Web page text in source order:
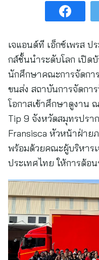
เจแอนด์ที เอ็กซ์เพรส ป
กส์ชั้นนำระดับโลก เปิ
นักศึกษาคณะการจัดกา
ขนส่ง สถาบันการจัดกา
โอกาสเข้าศึกษาดูงาน
Tip 9 จังหวัดสมุทรปร
Fransisca หัวหน้าฝ่าย
พร้อมด้วยคณะผู้บริหาร
ประเทศไทย ให้การต้อ